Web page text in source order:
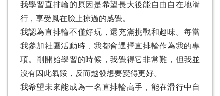
我學習直排輪的原因是希望長大後能自由自在地滑
行，享受風在臉上掠過的感覺。
我認為直排輪不僅好玩，還充滿挑戰和趣味。每當
我參加社團活動時，我都會選擇直排輪作為我的專
項。剛開始學習的時候，我覺得它非常難，但我並
沒有因此氣餒，反而越發想要變得更好。
我希望未來能成為一名直排輪高手，能在滑行中自